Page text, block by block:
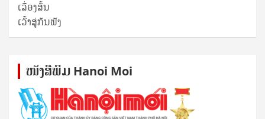
ເລື່ອງສັ້ນ
ເວົ້າສູ່ກັນຟັງ
ໜັງ​ສື​ພິມ Hanoi Moi